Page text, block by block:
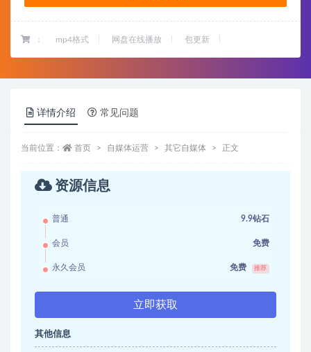
： mp4格式 网盘在线播放 包更新
详情介绍 常见问题
当前位置： 首页 自媒体运营 其它自媒体 正文
资源信息
普通 9.9钻石
会员 免费
永久会员 免费 推荐
立即获取
其他信息